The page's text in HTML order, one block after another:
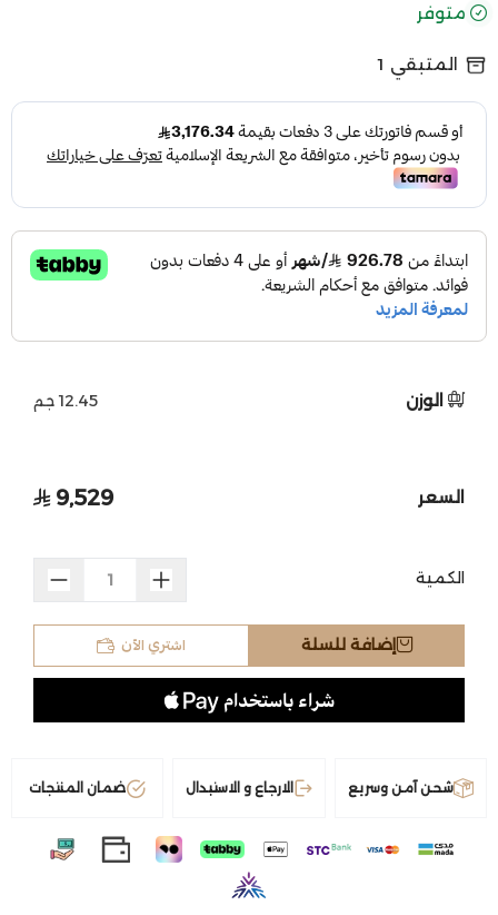
متوفر
المتبقي 1
الوزن 12.45 جم
السعر 9,529
الكمية
إضافة للسلة اشتري الآن
شحن آمن وسريع الارجاع و الاستبدال ضمان المنتجات